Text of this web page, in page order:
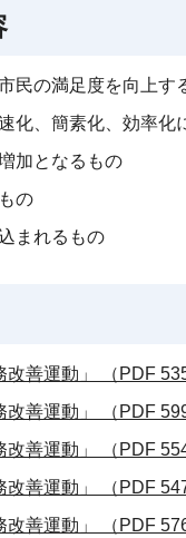
民の満足度を向上す
化、簡素化、効率化
加となるもの
の
まれるもの
善運動」 （PDF
善運動」 （PDF
善運動」 （PDF
善運動」 （PDF
善運動」 （PDF